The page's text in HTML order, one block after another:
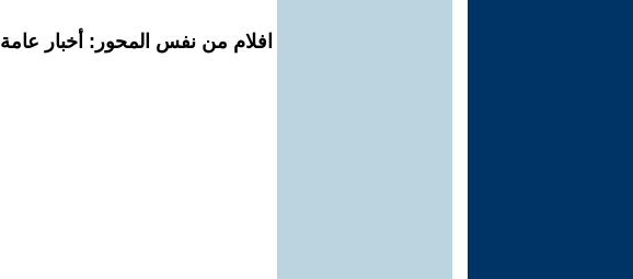
افلام من نفس المحور: أخبار عامة